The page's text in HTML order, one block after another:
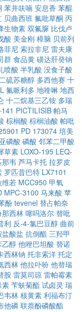
苯并呋喃 安息香 苯醌
贝曲西班 氟吡草酮 丙
生物素 双氟脲 比伐卢
酸 美金刚 樟脑 贝前列
菲尼 索拉非尼 雷夫康
群 食品黄 磺达肝癸钠
喷酸 半乳酸 没食子酸
硫苏糖醇 多西他赛 十
氟哌利多 地喹啉 地西
十二烷基三乙铵 多瑞
PICTILISIB 帕马
棕榈酸 棕榈油酸 帕吡
PD 173074 培美
亚磷酸 磷酸 邻苯二甲酸
草素 LOXO-195 LEQ-
那韦 芦马卡托 拉罗皮
罗匹昔巴特 LX7101
维若 MCC950 甲氧
MPC-3100 马来酸 苹
酚 tevenel 替占帕奈
那西林 噻吗洛尔 替吡
利 反-4-氯巴豆醇 曲前
酸盐 抗倒酯 三羟甲
乙醇 他唑巴坦酸 替诺
西林钠 托非索洋 托定
西林 他拉卟吩 他替瑞
胺 雷莫司琼 雷帕霉素
素 苄蚨菊酯 试卤灵 瑞
韦林 核黄素 利福布汀
他磷 联萘酚磷酸酯